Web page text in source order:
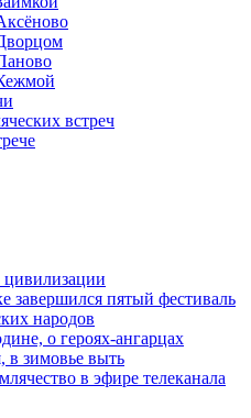
встреч
завершился пятый фестиваль
народов
о героях-ангарцах
в зимовье выть
в эфире телеканала